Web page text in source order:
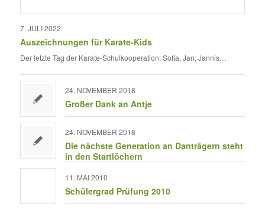
7. JULI 2022
Auszeichnungen für Karate-Kids
Der letzte Tag der Karate-Schulkooperation: Sofia, Jan, Jannis…
24. NOVEMBER 2018
Großer Dank an Antje
24. NOVEMBER 2018
Die nächste Generation an Danträgern steht
in den Startlöchern
11. MAI 2010
Schülergrad Prüfung 2010